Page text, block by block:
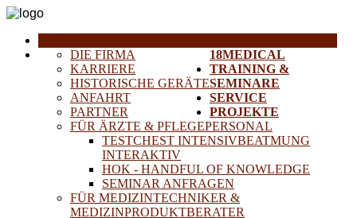
18MEDICAL
DIE FIRMA
KARRIERE
HISTORISCHE GERÄTE
ANFAHRT
PARTNER
TRAINING &
SEMINARE
FÜR ÄRZTE & PFLEGEPERSONAL
TESTCHEST INTENSIVBEATMUNG
INTERAKTIV
HOK - HANDFUL OF KNOWLEDGE
SEMINAR ANFRAGEN
FÜR MEDIZINTECHNIKER &
MEDIZINPRODUKTBERATER
SERVICE
PROJEKTE